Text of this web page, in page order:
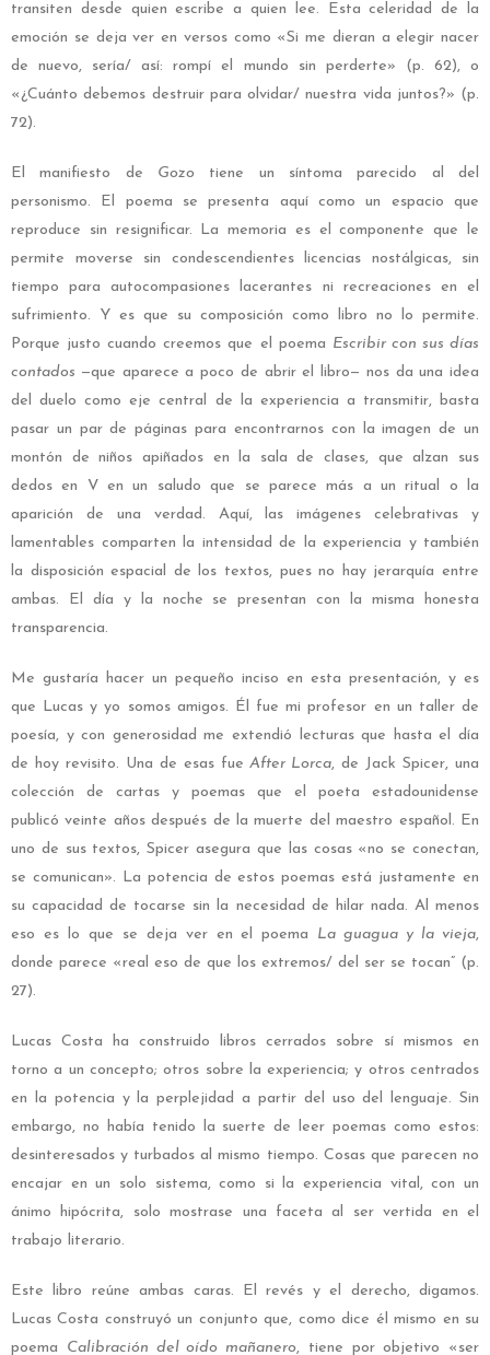
transiten desde quien escribe a quien lee. Esta celeridad de la
emoción se deja ver en versos como «Si me dieran a elegir nacer
de nuevo, sería/ así: rompí el mundo sin perderte» (p. 62), o
«¿Cuánto debemos destruir para olvidar/ nuestra vida juntos?» (p.
72).
El manifiesto de Gozo tiene un síntoma parecido al del
personismo. El poema se presenta aquí como un espacio que
reproduce sin resignificar. La memoria es el componente que le
permite moverse sin condescendientes licencias nostálgicas, sin
tiempo para autocompasiones lacerantes ni recreaciones en el
sufrimiento. Y es que su composición como libro no lo permite.
Porque justo cuando creemos que el poema Escribir con sus días
contados —que aparece a poco de abrir el libro— nos da una idea
del duelo como eje central de la experiencia a transmitir, basta
pasar un par de páginas para encontrarnos con la imagen de un
montón de niños apiñados en la sala de clases, que alzan sus
dedos en V en un saludo que se parece más a un ritual o la
aparición de una verdad. Aquí, las imágenes celebrativas y
lamentables comparten la intensidad de la experiencia y también
la disposición espacial de los textos, pues no hay jerarquía entre
ambas. El día y la noche se presentan con la misma honesta
transparencia.
Me gustaría hacer un pequeño inciso en esta presentación, y es
que Lucas y yo somos amigos. Él fue mi profesor en un taller de
poesía, y con generosidad me extendió lecturas que hasta el día
de hoy revisito. Una de esas fueAfter Lorca, de Jack Spicer, una
colección de cartas y poemas que el poeta estadounidense
publicó veinte años después de la muerte del maestro español. En
uno de sus textos, Spicer asegura que las cosas «no se conectan,
se comunican». La potencia de estos poemas está justamente en
su capacidad de tocarse sin la necesidad de hilar nada. Al menos
eso es lo que se deja ver en el poema La guagua y la vieja,
donde parece «real eso de que los extremos/ del ser se tocan” (p.
27).
Lucas Costa ha construido libros cerrados sobre sí mismos en
torno a un concepto; otros sobre la experiencia; y otros centrados
en la potencia y la perplejidad a partir del uso del lenguaje. Sin
embargo, no había tenido la suerte de leer poemas como estos:
desinteresados y turbados al mismo tiempo. Cosas que parecen no
encajar en un solo sistema, como si la experiencia vital, con un
ánimo hipócrita, solo mostrase una faceta al ser vertida en el
trabajo literario.
Este libro reúne ambas caras. El revés y el derecho, digamos.
Lucas Costa construyó un conjunto que, como dice él mismo en su
poema Calibración del oído mañanero, tiene por objetivo «ser